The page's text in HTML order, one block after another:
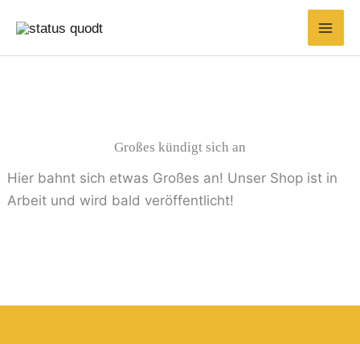
Inhalt
springen
Großes kündigt sich an
Hier bahnt sich etwas Großes an! Unser Shop ist in
Arbeit und wird bald veröffentlicht!